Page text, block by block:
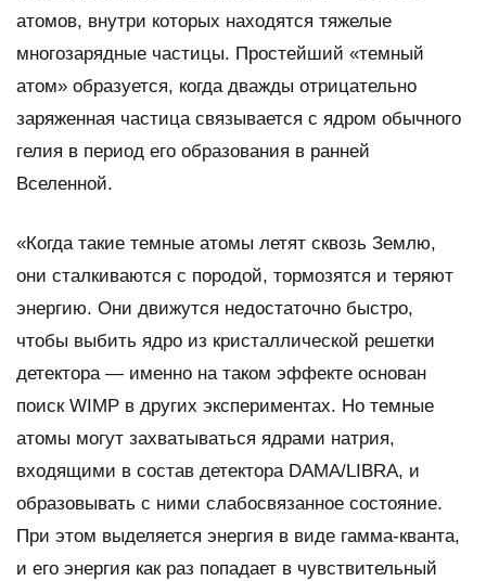
атомов, внутри которых находятся тяжелые
многозарядные частицы. Простейший «темный
атом» образуется, когда дважды отрицательно
заряженная частица связывается с ядром обычного
гелия в период его образования в ранней
Вселенной.
«Когда такие темные атомы летят сквозь Землю,
они сталкиваются с породой, тормозятся и теряют
энергию. Они движутся недостаточно быстро,
чтобы выбить ядро из кристаллической решетки
детектора — именно на таком эффекте основан
поиск WIMP в других экспериментах. Но темные
атомы могут захватываться ядрами натрия,
входящими в состав детектора DAMA/LIBRA, и
образовывать с ними слабосвязанное состояние.
При этом выделяется энергия в виде гамма-кванта,
и его энергия как раз попадает в чувствительный